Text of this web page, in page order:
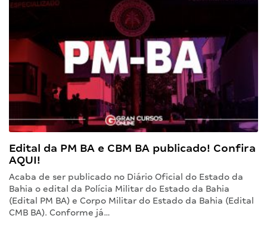
Edital da PM BA e CBM BA publicado! Confira
AQUI!
Acaba de ser publicado no Diário Oficial do Estado da
Bahia o edital da Polícia Militar do Estado da Bahia
(Edital PM BA) e Corpo Militar do Estado da Bahia (Edital
CMB BA). Conforme já…